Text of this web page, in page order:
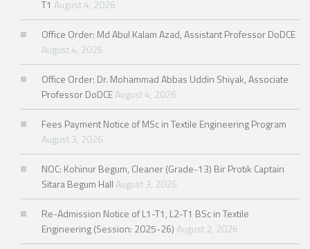
T1 August 4, 2026
Office Order: Md Abul Kalam Azad, Assistant Professor DoDCE
August 4, 2026
Office Order: Dr. Mohammad Abbas Uddin Shiyak, Associate
Professor DoDCEAugust 4, 2026
Fees Payment Notice of MSc in Textile Engineering Program
August 3, 2026
NOC: Kohinur Begum, Cleaner (Grade-13) Bir Protik Captain
Sitara Begum HallAugust 3, 2026
Re-Admission Notice of L1-T1, L2-T1 BSc in Textile
Engineering (Session: 2025-26)August 2, 2026